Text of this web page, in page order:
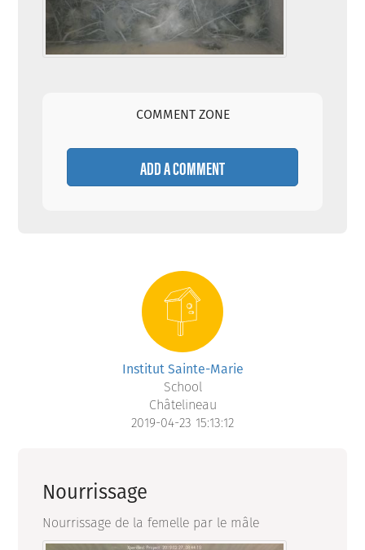
COMMENT ZONE
ADD A COMMENT
Institut Sainte-Marie
School
Châtelineau
2019-04-23 15:13:12
Nourrissage
Nourrissage de la femelle par le mâle